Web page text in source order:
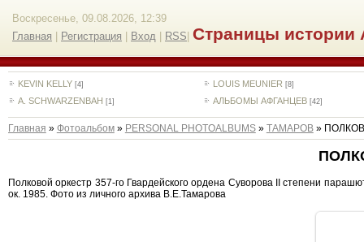
Воскресенье, 09.08.2026, 12:39
Главная
Регистрация Вход RSS Страницы истории
KEVIN KELLY [4] LOUIS MEUNIER [8]
A. SCHWARZENBAH [1] АЛЬБОМЫ АФГАНЦЕВ [42]
Главная » Фотоальбом» PERSONAL PHOTOALBUMS» ТАМАРОВ»
Полковой оркестр 357-го Гвардейского ордена Суворова II степени
ок. 1985. Фото из личного архива В.Е.Тамарова